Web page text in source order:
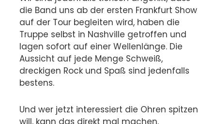
die Band uns ab der ersten Frankfurt Show
auf der Tour begleiten wird, haben die
Truppe selbst in Nashville getroffen und
lagen sofort auf einer Wellenlänge. Die
Aussicht auf jede Menge Schweiß,
dreckigen Rock und Spaß sind jedenfalls
bestens.
Und wer jetzt interessiert die Ohren spitzen
will, kann das direkt mal machen.